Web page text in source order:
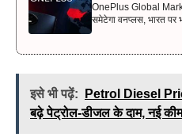
OnePlus Global
समेटेगा वनप्लस, भारत पर
इसे भी पढ़ें:
Petrol Diesel
बढ़े पेट्रोल-डीजल के दाम, नई